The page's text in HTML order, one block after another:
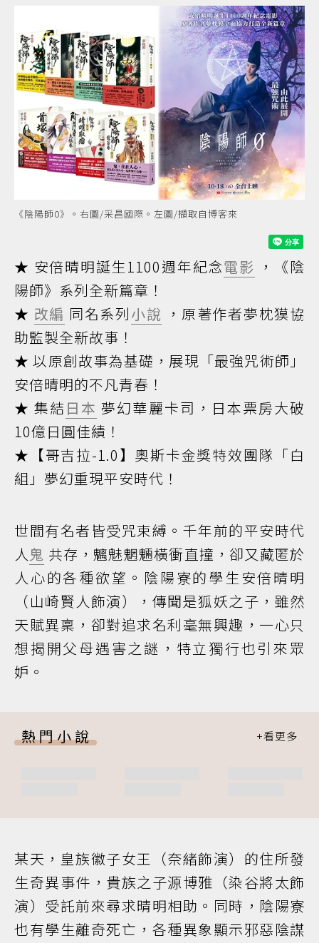
《陰陽師0》。右圖/采昌國際。左圖/擷取自博客來
★ 安倍晴明誕生1100週年紀念電影 ，《陰
陽師》系列全新篇章！
★ 改編 同名系列小說 ，原著作者夢枕獏協
助監製全新故事！
★ 以原創故事為基礎，展現「最強咒術師」
安倍晴明的不凡青春！
★ 集結 日本 夢幻華麗卡司，日本票房大破
10億日圓佳績！
★【哥吉拉-1.0】奧斯卡金獎特效團隊「白
組」夢幻重現平安時代！
世間有名者皆受咒束縛。千年前的平安時代
人鬼 共存，魑魅魍魎橫衝直撞，卻又藏匿於
人心的各種欲望。陰陽寮的學生安倍晴明
（山崎賢人飾演），傳聞是狐妖之子，雖然
天賦異稟，卻對追求名利毫無興趣，一心只
想揭開父母遇害之謎，特立獨行也引來眾
妒。
熱門小說
某天，皇族徽子女王（奈緒飾演）的住所發
生奇異事件，貴族之子源博雅（染谷將太飾
演）受託前來尋求晴明相助。同時，陰陽寮
也有學生離奇死亡，各種異象顯示邪惡陰謀